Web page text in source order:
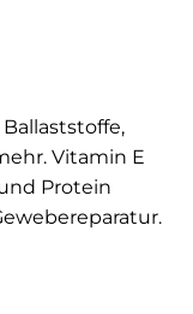
Vitamin E
Protein